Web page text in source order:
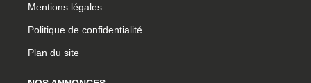
Mentions légales
Politique de confidentialité
Plan du site